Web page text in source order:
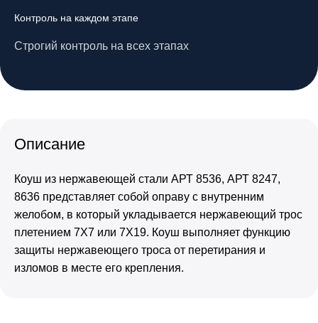
Контроль на каждом этапе
Строгий контроль на всех этапах
Описание
Коуш из нержавеющей стали АРТ 8536, АРТ 8247,
8636 представляет собой оправу с внутренним
желобом, в который укладывается нержавеющий трос
плетением 7Х7 или 7Х19. Коуш выполняет функцию
защиты нержавеющего троса от перетирания и
изломов в месте его крепления.